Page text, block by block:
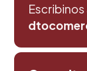
Escribinos